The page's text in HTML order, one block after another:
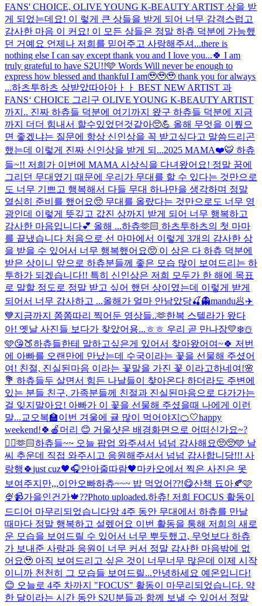
FANS' CHOICE, OLIVE YOUNG K-BEAUTY ARTIST 상을 받
게 되었는데요! 이 렇게 큰 상들을 받게 되어 너무 감격스럽고
감사한 마음 이 커요! 이 모든 상들은 정말 하츄 덕분에 가능했
던 거예요 언제나 저희를 믿어주고 사랑해주셔...there is
nothing else I can say except thank you and I love you...🍀 I am
truly grateful to have S2U!!🩵 Words Will never be enough to
express how blessed and thankful I am🥹🥹🥹 thank you for always
...하츠투하츠 상받았따아아ㅏㅏ BEST NEW ARTIST 과
FANS‘ CHOICE 그리구 OLIVE YOUNG K-BEAUTY ARTIST
까지.. 진짜 하츄들 덕분에 여기까지 왔구 하츄들 덕분에 지금
까지 더더 힘내서 할수있었던것같아🥺💪 올해 무엇을 이뤘으
면 좋겠냐는 질문에 항상 신인상을 꼭 받고싶다고 말씀드리곤
했는데 이렇게 진짜 신인상을 받게 되...2025 MAMA❤️🐯 하츄
들~!! 저희가 이번에 MAMA 시상식을 다녀왔어요! 정말 꿈에
그리던 무대였기 때문에 우리가 무대를 할 수 있다는 것만으로
도 너무 기쁘고 행복해서 다들 무대 하나만을 생각하며 정말
열심히 준비를 했어요🥺 무대를 올랐다는 것만으로도 너무 영
광인데 이렇게 뜻깊고 값진 상까지 받게 되어 너무 행복하고
감사한 마음입니다💕 올해 ...하츄🫶🏻 하츠투하츠의 첫 마마
를 끝냈습니다 처음으로 선 마마에서 이렇게 3개의 감사한 상
을 받을 수 있어서 너무 행복했어요🥺 이 상은 다 하츄 덕분에
받은 상이니 앞으로 하츄분들께 좋은 모습 많이 보여드리는 하
투하가 되겠습니다!! 특히 신인상은 저희 모두가 한 해에 목표
로 말할 정도로 정말 받고 싶어 했던 상이였는데 이렇게 받게
되어서 너무 감사하고 ...올해가 얼마 안남았당🍒 👻mandu🥟✈️
💙지금까지 쫌쫌따리 찍어둔 영상들..🫶한복 스텔라가 왔다
아! 옛날 사진들 보다가 찾았어용...ㅎㅎ 우리 곧 만나장💛❄️☃️
🩵😘🍑하츄들한테 말하고싶은게 있어서 찾아왔어여~🍀 저번
에 아빠를 오랜만에 만났는데 수국이라는 꽃을 선물해 주셨어
여! 친절, 진실된마음 이라는 꽃말을 가진 꽃 이라고하네여!🌸
💐 하츄들두 살면서 힘든 나날들이 찾아온다 하더라도 주변에
있는 분들 친구, 가족분들께 친절과 진실된마음으로 다가가는
걸 잊지말아요! 아빠가 이 꽃을 선물해 주셨을때 나에게 이런
말...교오복🏫이번 겨울에 귤 많이 먹어야지🍊🤍happy
weekend!🍀 🍎머리 😊 거울샷은 배경화면으로 어떠신가요~?
😶‍🌫️🫶🏻하츄들~~ 오늘 팝업 와주셔서 넘넘 감사해요🥺🥺🩵 날
씨 추운데 직접 와주시고 응원해주셔서 넘넘 감사합니당!!! 사
랑행🍀just cuz🖤🎧안아줄따람🖤마카오에서 찍은 사진은 못
보여주지만,,,이안오빠하츄~~~ 밥 먹었어??!😋산책 됴아🍂🩷
🍨📹가을인건가🍁??Photo uploaded.하츄! 저희 FOCUS 활동이
드디어 마무리되었습니다앙 4주 동안 무대에서 하츄를 만날
때마다 정말 행복하고 설렜어요 이번 활동을 통해 저희의 새로
운 모습을 보여드릴 수 있어서 너무 뿌듯했고, 무엇보다 하츄
가 보내준 사랑과 응원이 너무 커서 정말 감사한 마음밖에 없
어요🥹 아직 보여드리고 싶은 것이 너무너무 많은데 이제 시작
이니까 천천히 그 모습들 보여드릴...안녕하세요 예온입니다!
😊 오늘로 4주 차까지 "FOCUS" 활동이 마무리되었습니다. 약
한 달이라는 시간 동안 S2U분들과 함께 보낼 수 있어서 정말